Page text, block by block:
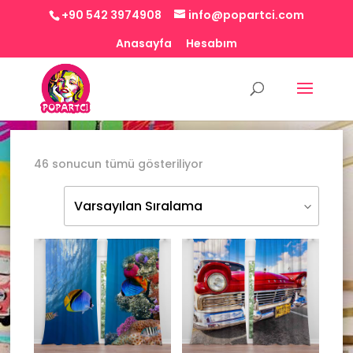
+90 542 3974908
info@popartci.com
Anasayfa
Hesabım
46 sonucun tümü gösteriliyor